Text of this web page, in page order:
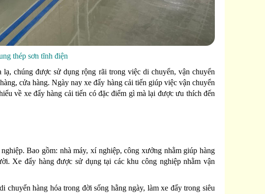
thép sơn tĩnh điện
chúng được sử dụng rộng rãi trong việc di chuyển, vận chuyển
cửa hàng. Ngày nay xe đẩy hàng cải tiến giúp việc vận chuyển
về xe đẩy hàng cải tiến có đặc điểm gì mà lại được ưu thích đến
Bao gồm: nhà máy, xí nghiệp, công xưởng nhằm giúp hàng
Xe đẩy hàng được sử dụng tại các khu công nghiệp nhằm vận
hàng hóa trong đời sống hằng ngày, làm xe đẩy trong siêu